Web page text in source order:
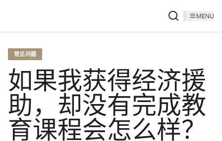
MENU
常见问题
如果我获得经济援
助，却没有完成教
育课程会怎么样？